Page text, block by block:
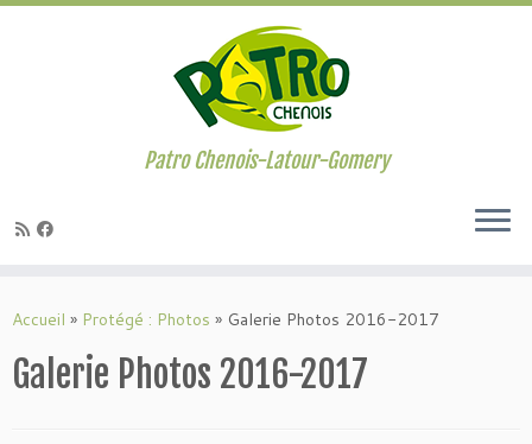
Passer
Patro Chenois-Latour-Gomery
Accueil » Protégé : Photos » Galerie Photos 2016-2017
Galerie Photos 2016-2017